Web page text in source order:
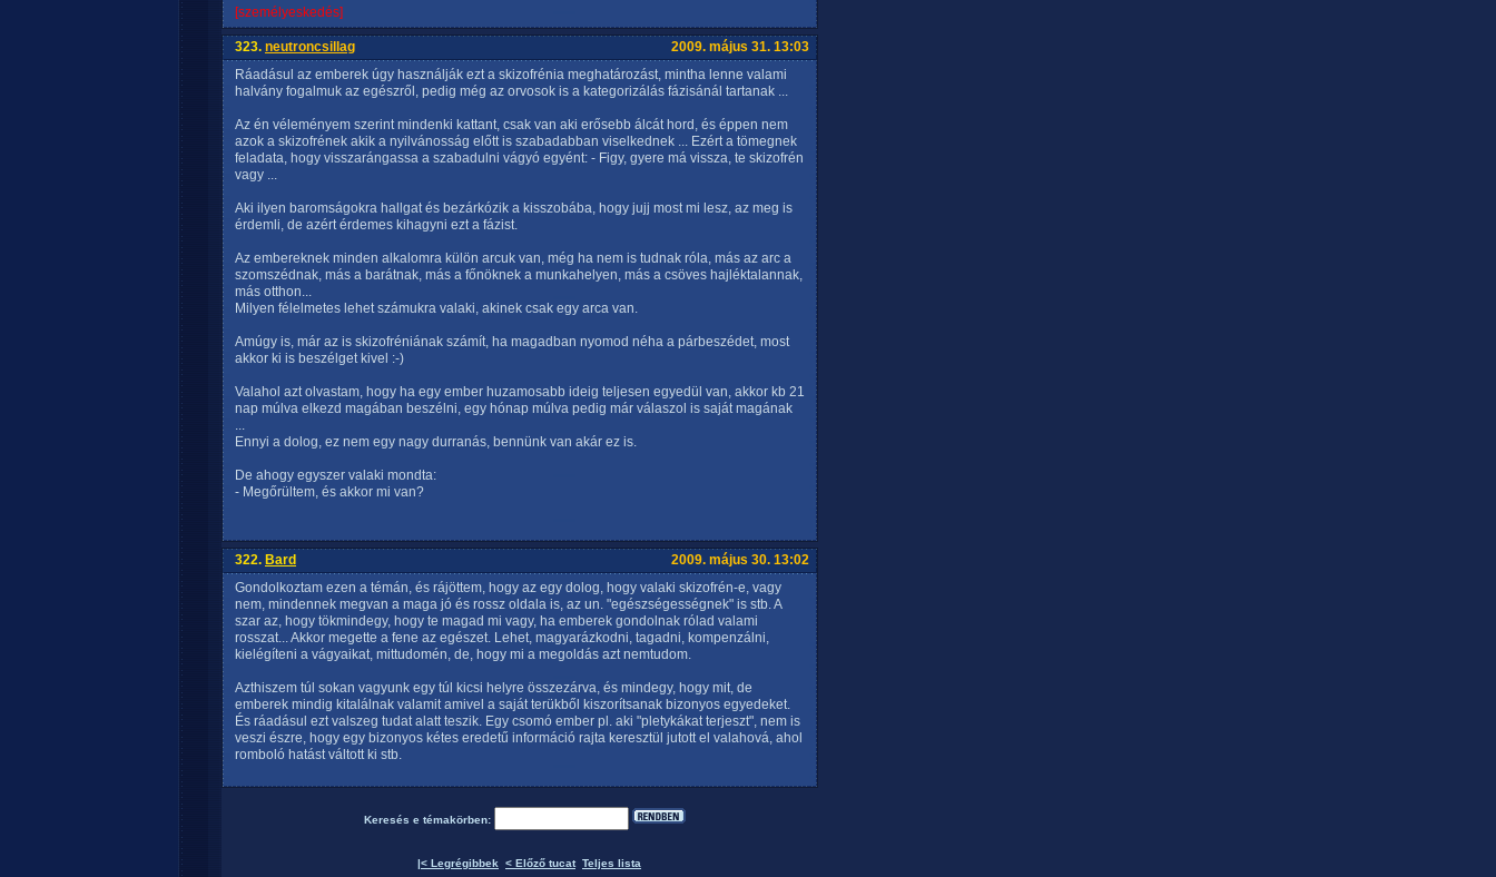
[személyeskedés]
323. neutroncsillag
2009. május 31. 13:03
Ráadásul az emberek úgy használják ezt a skizofrénia meghatározást, mintha lenne valami
halvány fogalmuk az egészről, pedig még az orvosok is a kategorizálás fázisánál tartanak ...
Az én véleményem szerint mindenki kattant, csak van aki erősebb álcát hord, és éppen nem
azok a skizofrének akik a nyilvánosság előtt is szabadabban viselkednek ... Ezért a tömegnek
feladata, hogy visszarángassa a szabadulni vágyó egyént: - Figy, gyere má vissza, te skizofrén
vagy ...
Aki ilyen baromságokra hallgat és bezárkózik a kisszobába, hogy jujj most mi lesz, az meg is
érdemli, de azért érdemes kihagyni ezt a fázist.
Az embereknek minden alkalomra külön arcuk van, még ha nem is tudnak róla, más az arc a
szomszédnak, más a barátnak, más a főnöknek a munkahelyen, más a csöves hajléktalannak,
más otthon...
Milyen félelmetes lehet számukra valaki, akinek csak egy arca van.
Amúgy is, már az is skizofréniának számít, ha magadban nyomod néha a párbeszédet, most
akkor ki is beszélget kivel :-)
Valahol azt olvastam, hogy ha egy ember huzamosabb ideig teljesen egyedül van, akkor kb 21
nap múlva elkezd magában beszélni, egy hónap múlva pedig már válaszol is saját magának
...
Ennyi a dolog, ez nem egy nagy durranás, bennünk van akár ez is.
De ahogy egyszer valaki mondta:
- Megőrültem, és akkor mi van?
322. Bard
2009. május 30. 13:02
Gondolkoztam ezen a témán, és rájöttem, hogy az egy dolog, hogy valaki skizofrén-e, vagy
nem, mindennek megvan a maga jó és rossz oldala is, az un. "egészségességnek" is stb. A
szar az, hogy tökmindegy, hogy te magad mi vagy, ha emberek gondolnak rólad valami
rosszat... Akkor megette a fene az egészet. Lehet, magyarázkodni, tagadni, kompenzálni,
kielégíteni a vágyaikat, mittudomén, de, hogy mi a megoldás azt nemtudom.
Azthiszem túl sokan vagyunk egy túl kicsi helyre összezárva, és mindegy, hogy mit, de
emberek mindig kitalálnak valamit amivel a saját terükből kiszorítsanak bizonyos egyedeket.
És ráadásul ezt valszeg tudat alatt teszik. Egy csomó ember pl. aki "pletykákat terjeszt", nem is
veszi észre, hogy egy bizonyos kétes eredetű információ rajta keresztül jutott el valahová, ahol
romboló hatást váltott ki stb.
Keresés e témakörben:
|< Legrégibbek < Előző tucat Teljes lista